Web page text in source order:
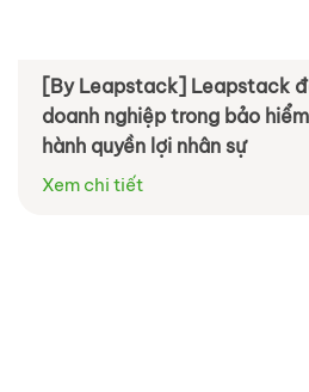
[By Leapstack] Leapstack
doanh nghiệp trong bảo
hành quyền lợi nhân sự
Xem chi tiết